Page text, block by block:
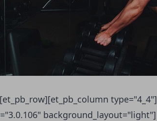
type="4_4"]
background_layout="light"]